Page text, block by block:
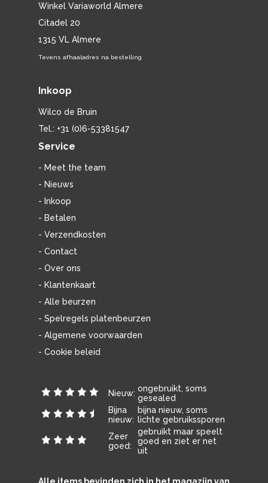
Winkel Variaworld Almere
Citadel 20
1315 VL Almere
Tevens afhaaladres na bestelling
Inkoop
Wilco de Bruin
Tel.: +31 (0)6-53381547
Service
- Meet the team
- Nieuws
- Inkoop
- Betalen
- Verzendkosten
- Contact
- Over ons
- Klantenkaart
- Alle beurzen
- Spelregels platenbeurzen
- Algemene voorwaarden
- Cookie beleid
Nieuw: ongebruikt, soms
gesealed
Bijna
nieuw:
bijna nieuw, soms
lichte gebruikssporen
Zeer
goed:
gebruikt maar speelt
goed en ziet er net
uit